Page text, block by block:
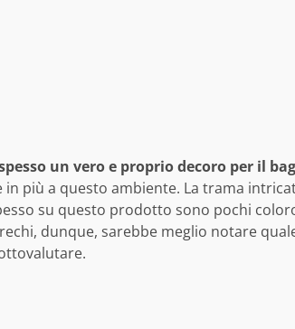
un vero e proprio decoro per il
in più a questo ambiente. La trama
su questo prodotto sono pochi
dunque, sarebbe meglio notare